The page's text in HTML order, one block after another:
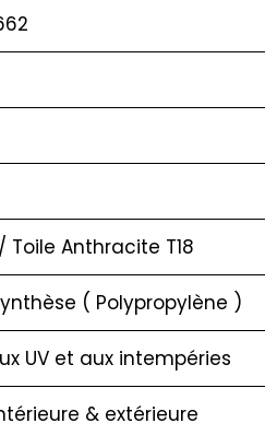
Anthracite T18
( Polypropylène )
UV et aux intempéries
& extérieure